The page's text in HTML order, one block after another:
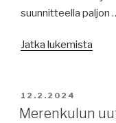
suunnitteella paljon
Jatka lukemista
JULKAISTU
12.2.2024
Merenkulun